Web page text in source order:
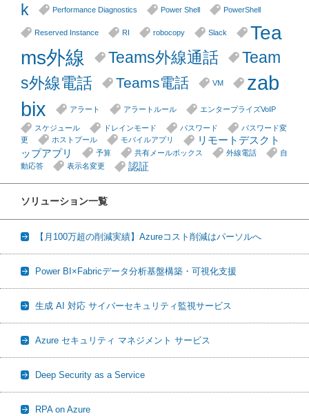
k
Performance Diagnostics Power Shell PowerShell
Reserved Instance RI robocopy Slack
Tea
ms外線
Teams外線通話
Team
s外線電話
Teams電話 VM
zab
bix
アラート アラートルール エンタープライズVoIP
スケジュール ドレインモード パスワード
パスワード変
更
ホストプール モバイルアプリ
リモートデスクト
ップアプリ
予算 共有メールボックス 外線電話
自
動応答
表示名変更 認証
ソリューション一覧
【月100万超の削減実績】Azureコスト削減はパーソルへ
Power BI×Fabricデータ分析基盤構築・可視化支援
生成 AI 対応 サイバーセキュリティ監視サービス
Azure セキュリティ マネジメント サービス
Deep Security as a Service
RPA on Azure